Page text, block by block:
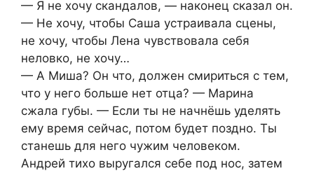
— Я не хочу скандалов, — наконец сказал он.
— Не хочу, чтобы Саша устраивала сцены,
не хочу, чтобы Лена чувствовала себя
неловко, не хочу…
— А Миша? Он что, должен смириться с тем,
что у него больше нет отца? — Марина
сжала губы. — Если ты не начнёшь уделять
ему время сейчас, потом будет поздно. Ты
станешь для него чужим человеком.
Андрей тихо выругался себе под нос, затем